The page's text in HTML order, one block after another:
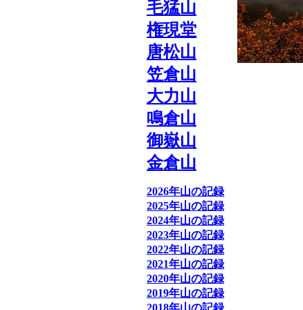
毛猛山
権現堂
唐松山
笠倉山
大力山
鳴倉山
御嶽山
金倉山
2026年山の記録
2025年山の記録
2024年山の記録
2023年山の記録
2022年山の記録
2021年山の記録
2020年山の記録
2019年山の記録
2018年山の記録